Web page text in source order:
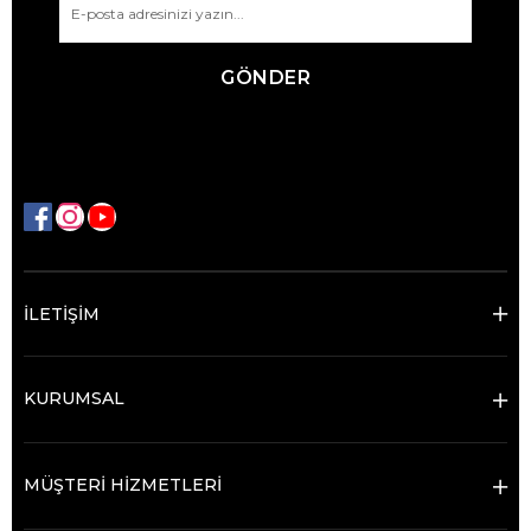
GÖNDER
İLETİŞİM
KURUMSAL
MÜŞTERİ HİZMETLERİ